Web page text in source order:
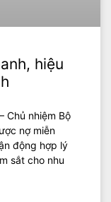
hiệu
Chủ nhiệm Bộ
nợ miễn
động hợp lý
sắt cho nhu